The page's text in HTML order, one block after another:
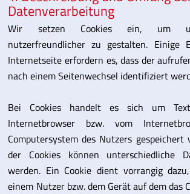
Datenverarbeitung
Wir setzen Cookies ein, um
nutzerfreundlicher zu gestalten. Einige
Internetseite erfordern es, dass der
nach einem Seitenwechsel identifiziert
Bei Cookies handelt es sich um
Internetbrowser bzw. vom
Computersystem des Nutzers gespeichert
der Cookies können unterschiedliche
werden. Ein Cookie dient vorrangig
einem Nutzer bzw. dem Gerät auf dem das